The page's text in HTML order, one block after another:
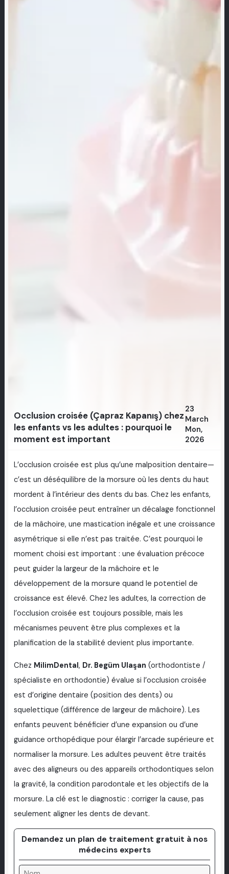
Occlusion croisée (Çapraz Kapanış) chez
les enfants vs les adultes : pourquoi le
moment est important
23
March
Mon,
2026
L’occlusion croisée est plus qu’une malposition dentaire—
c’est un déséquilibre de la morsure où les dents du haut
mordent à l’intérieur des dents du bas. Chez les enfants,
l’occlusion croisée peut entraîner un décalage fonctionnel
de la mâchoire, une mastication inégale et une croissance
asymétrique si elle n’est pas traitée. C’est pourquoi le
moment choisi est important : une évaluation précoce
peut guider la largeur de la mâchoire et le
développement de la morsure quand le potentiel de
croissance est élevé. Chez les adultes, la correction de
l’occlusion croisée est toujours possible, mais les
mécanismes peuvent être plus complexes et la
planification de la stabilité devient plus importante.
Chez MilimDental, Dr. Begüm Ulaşan (orthodontiste /
spécialiste en orthodontie) évalue si l’occlusion croisée
est d’origine dentaire (position des dents) ou
squelettique (différence de largeur de mâchoire). Les
enfants peuvent bénéficier d’une expansion ou d’une
guidance orthopédique pour élargir l’arcade supérieure et
normaliser la morsure. Les adultes peuvent être traités
avec des aligneurs ou des appareils orthodontiques selon
la gravité, la condition parodontale et les objectifs de la
morsure. La clé est le diagnostic : corriger la cause, pas
seulement aligner les dents de devant.
Demandez un plan de traitement gratuit à nos
médecins experts